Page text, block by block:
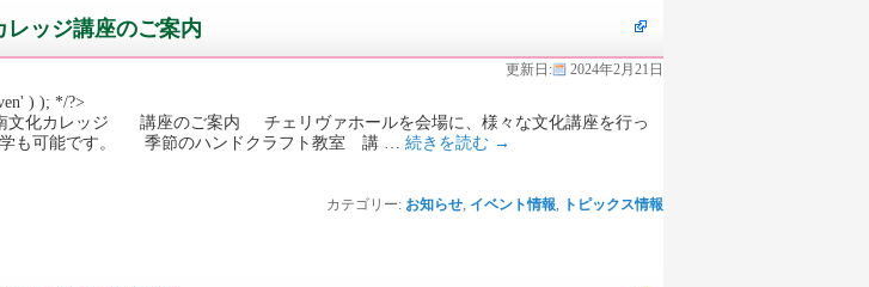
ッジ講座のご案内
更新日: 2024年2月21日
) ); */?>
文化カレッジ 講座のご案内 チェリヴァホールを会場に、様々な文化講座を行っ
学も可能です。 季節のハンドクラフト教室 講 … 続きを読む →
カテゴリー: お知らせ イベント情報 トピックス情報